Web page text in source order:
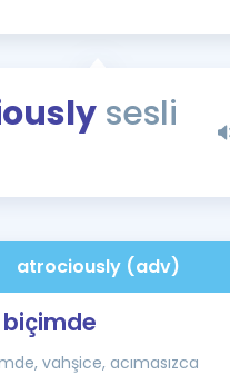
Takvimi sesli
atrociously (adv)
vahşice, acımasızca